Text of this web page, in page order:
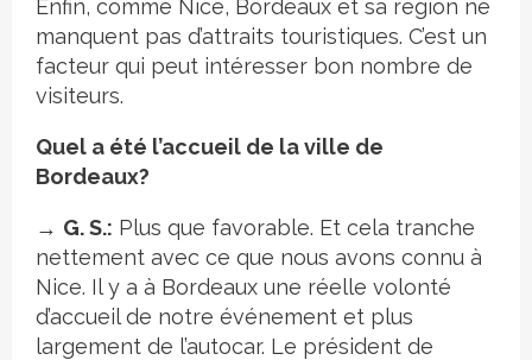
Enfin, comme Nice, Bordeaux et sa région ne
manquent pas d’attraits touristiques. C’est un
facteur qui peut intéresser bon nombre de
visiteurs.
Quel a été l’accueil de la ville de
Bordeaux?
→ G. S.: Plus que favorable. Et cela tranche
nettement avec ce que nous avons connu à
Nice. Il y a à Bordeaux une réelle volonté
d’accueil de notre événement et plus
largement de l’autocar. Le président de